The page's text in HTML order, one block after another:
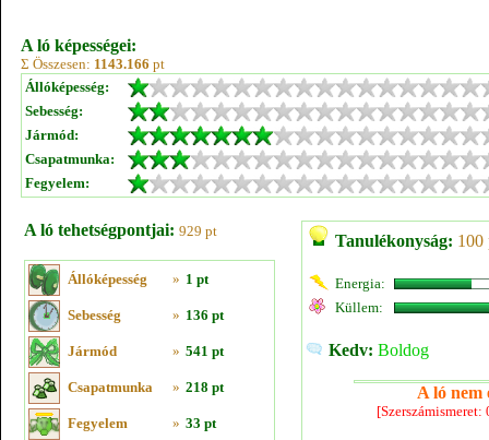
A ló képességei:
Σ Összesen: 1143.166 pt
Állóképesség:
Sebesség:
Jármód:
Csapatmunka:
Fegyelem:
A ló tehetségpontjai: 929 pt
Állóképesség » 1 pt
Sebesség » 136 pt
Jármód » 541 pt
Csapatmunka » 218 pt
Fegyelem » 33 pt
Tanulékonyság: 100
Energia:
Küllem:
Kedv: Boldog
A ló nem